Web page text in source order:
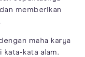
memberikan
maha karya
kata-kata alam.